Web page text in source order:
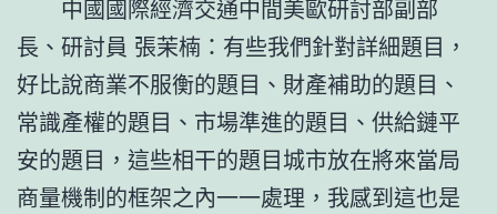
中國國際經濟交通中間美歐研討部副部
長、研討員 張茉楠：有些我們針對詳細題目，
好比說商業不服衡的題目、財產補助的題目、
常識產權的題目、市場準進的題目、供給鏈平
安的題目，這些相干的題目城市放在將來當局
商量機制的框架之內一一處理，我感到這也是